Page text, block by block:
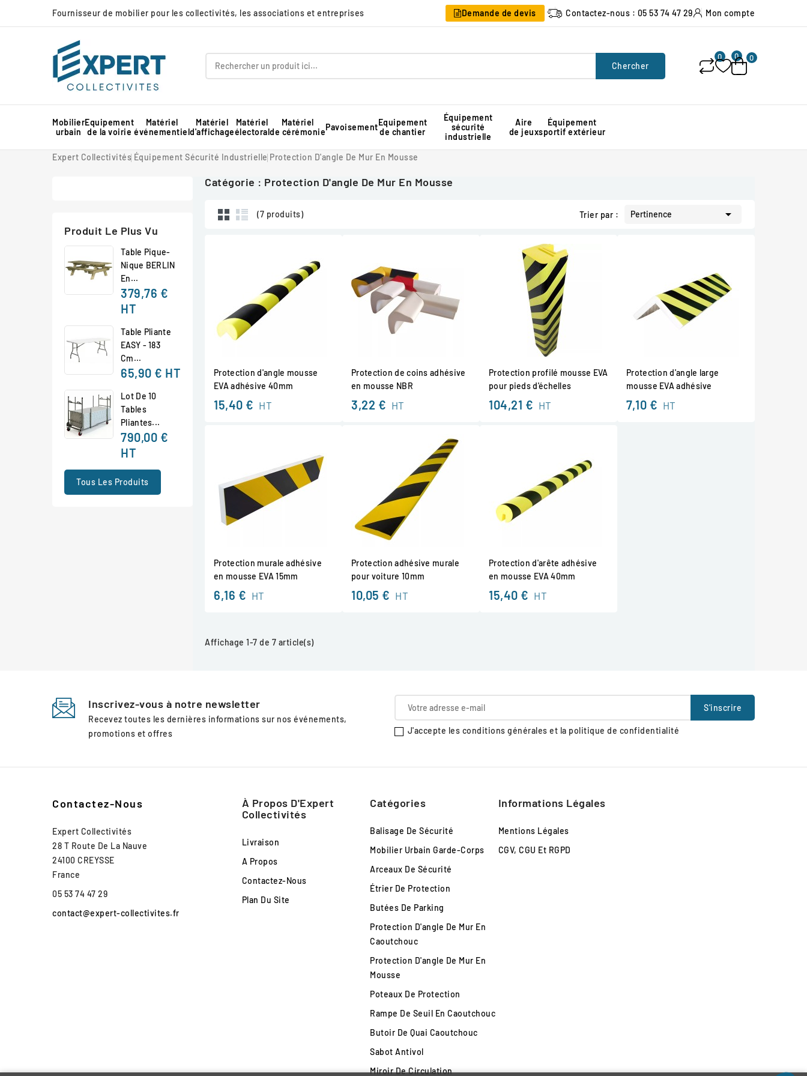
Fournisseur de mobilier pour les collectivités, les associations et entreprises Demande de devis Contactez-nous : 05 53 74 47 29 Mon compte
Chercher
0 0 0
Mobilier
urbain
Equipement
de la voirie
Matériel
événementiel
Matériel
d'affichage
Matériel
électoral
Matériel
de cérémoniePavoisementEquipement
de chantier
Équipement
sécurité
industrielle
Aire
de jeux
Équipement
sportif extérieur
Expert Collectivités Équipement Sécurité Industrielle Protection D'angle De Mur En Mousse
Produit Le Plus Vu
Table Pique-
Nique BERLIN
En...
379,76 €
HT
Table Pliante
EASY - 183
Cm...
65,90 € HT
Lot De 10
Tables
Pliantes...
790,00 €
HT
Tous Les Produits
Catégorie : Protection D'angle De Mur En Mousse
(7 produits) Trier par : Pertinence 
Protection d'angle mousse
EVA adhésive 40mm
15,40 € HT
Protection de coins adhésive
en mousse NBR
3,22 € HT
Protection profilé mousse EVA
pour pieds d'échelles
104,21 € HT
Protection d'angle large
mousse EVA adhésive
7,10 € HT
Protection murale adhésive
en mousse EVA 15mm
6,16 € HT
Protection adhésive murale
pour voiture 10mm
10,05 € HT
Protection d'arête adhésive
en mousse EVA 40mm
15,40 € HT
Affichage 1-7 de 7 article(s)
Inscrivez-vous à notre newsletter
Recevez toutes les dernières informations sur nos événements,
promotions et offres
J'accepte les conditions générales et la politique de confidentialité
Contactez-Nous
Expert Collectivités
28 T Route De La Nauve
24100 CREYSSE
France
05 53 74 47 29
contact@expert-collectivites.fr
À Propos D'Expert
Collectivités
Livraison
A Propos
Contactez-Nous
Plan Du Site
Catégories
Balisage De Sécurité
Mobilier Urbain Garde-Corps
Arceaux De Sécurité
Étrier De Protection
Butées De Parking
Protection D'angle De Mur En
Caoutchouc
Protection D'angle De Mur En
Mousse
Poteaux De Protection
Rampe De Seuil En Caoutchouc
Butoir De Quai Caoutchouc
Sabot Antivol
Miroir De Circulation
Informations Légales
Mentions Légales
CGV, CGU Et RGPD